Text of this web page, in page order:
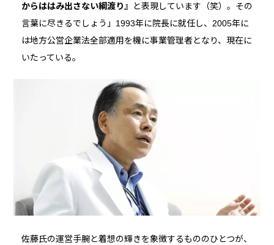
からははみ出さない綱渡り』
と表現しています（笑）。その
言葉に尽きるでしょう」1993年に院長に就任し、2005年に
は地方公営企業法全部適用を機に事業管理者となり、現在に
いたっている。
佐藤氏の運営手腕と着想の輝きを象徴するもののひとつが、